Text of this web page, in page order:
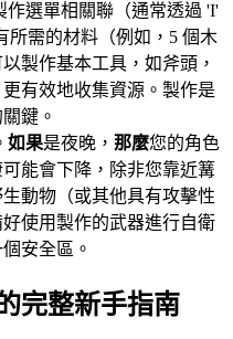
作選單相關聯（通常透過 'I'
所需的材料（例如，5 個木
製作基本工具，如斧頭，
有效地收集資源。製作是
鍵。
如果是夜晚， 那麼您的角色
能會下降，除非您靠近篝
動物（或其他具有攻擊性
使用製作的武器進行自衛
安全區。
完整新手指南